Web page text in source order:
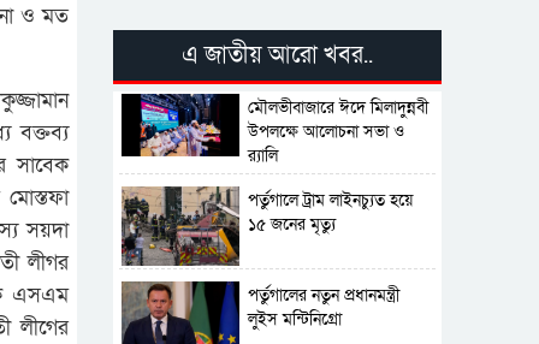
ও মত
বক্তব্য
সাবেক
সয়দা
লীগর
এসএম
লীগের
এ জাতীয় আরো খবর..
মৌলভীবাজারে ঈদে মিলাদুন্নবী
উপলক্ষে আলোচনা সভা ও
র‍্যালি
পর্তুগালে ট্রাম লাইনচ্যুত হয়ে
১৫ জনের মৃত্যু
পর্তুগালের নতুন প্রধানমন্ত্রী
লুইস মন্টিনিগ্রো